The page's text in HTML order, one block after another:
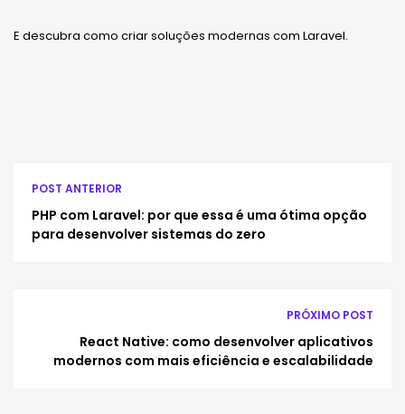
E descubra como criar soluções modernas com Laravel.
POST ANTERIOR
PHP com Laravel: por que essa é uma ótima opção
para desenvolver sistemas do zero
PRÓXIMO POST
React Native: como desenvolver aplicativos
modernos com mais eficiência e escalabilidade